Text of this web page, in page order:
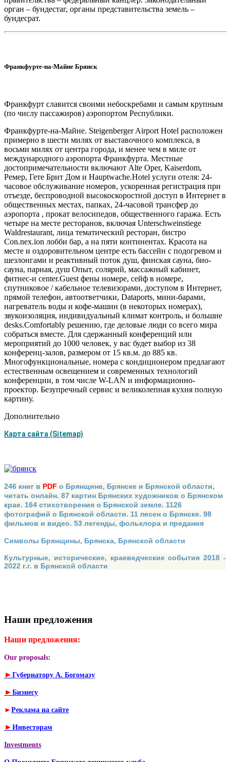
орган – бундестаг, органы представительства земель –
бундесрат.
Франкфурте-на-Майне Брянск
Франкфурт славится своими небоскребами и самым крупным
(по числу пассажиров) аэропортом Республики.
Франкфурте-на-Майне. Steigenberger Airport Hotel расположен
примерно в шести милях от выставочного комплекса, в
восьми милях от центра города, и менее чем в миле от
международного аэропорта Франкфурта. Местные
достопримечательности включают Alte Oper, Kaiserdom,
Ремер, Гете Брит Дом и Hauptwache.Hotel услуги отеля: 24-
часовое обслуживание номеров, ускоренная регистрация при
отъезде, беспроводной высокоскоростной доступ в Интернет в
общественных местах, папках, 24-часовой трансфер до
аэропорта , прокат велосипедов, общественного гаража. Есть
четыре на месте ресторанов, включая Unterschweinstiege
Waldrestaurant, лица тематический ресторан, бистро
Con.nex.ion лобби бар, а на пяти континентах. Красота на
месте и оздоровительном центре есть бассейн с подогревом и
шезлонгами и реактивный поток душ, финская сауна, био-
сауна, парная, душ Опыт, солярий, массажный кабинет,
фитнес-и center.Guest фены номере, сейф в номере,
спутниковое / кабельное телевизорами, доступом в Интернет,
прямой телефон, автоответчики, Dataports, мини-барами,
нагреватель воды и кофе-машин (в некоторых номерах),
звукоизоляция, индивидуальный климат контроль, и большие
desks.Comfortably решению, где деловые люди со всего мира
собраться вместе. Для сдержанный конференций или
мероприятий до 1000 человек, у вас будет выбор из 38
конференц-залов, размером от 15 кв.м. до 885 кв.
Многофункциональные, номера с кондиционером предлагают
естественным освещением и современных технологий
конференции, в том числе W-LAN и информационно-
проектор. Безупречный сервис и великолепная кухня полную
картину.
Дополнительно
Карта сайта (Sitemap)
246 книг в PDF о Брянщине, Брянске и Брянской области,
читать онлайн. 87 картин Брянских художников о Брянском
крае. 164 стихотворения о Брянской земле. 1126
фотографий о Брянской области. 11 песен о Брянске. 98
фильмов и видео. 53 легенды, фольклора и предания
Символы Брянщины, Брянска, Брянской области
Культурные, исторические, краеведческие события 2018 -
2022 г.г. в Брянской области
Наши предложения
Наши предложения:
Our proposals:
► Губернатору А. Богомазу
► Бизнесу
► Реклама на сайте
► Инвесторам
Investments